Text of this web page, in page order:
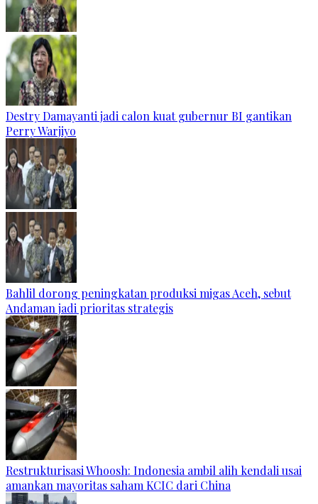
Destry Damayanti jadi calon kuat gubernur BI gantikan
Perry Warjiyo
Bahlil dorong peningkatan produksi migas Aceh, sebut
Andaman jadi prioritas strategis
Restrukturisasi Whoosh: Indonesia ambil alih kendali usai
amankan mayoritas saham KCIC dari China